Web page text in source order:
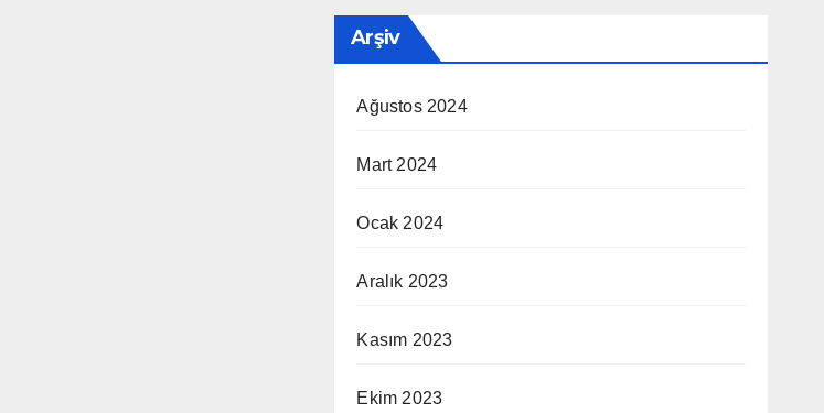
Arşiv
Ağustos 2024
Mart 2024
Ocak 2024
Aralık 2023
Kasım 2023
Ekim 2023